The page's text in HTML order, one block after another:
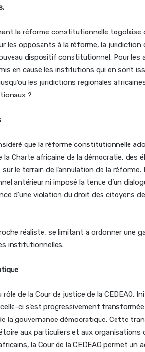
la réforme constitutionnelle togolaise
les opposants à la réforme, la juridiction
dispositif constitutionnel. Pour les
en cause les institutions qui en sont
les juridictions régionales
?
que la réforme constitutionnelle
la Charte africaine de la démocratie, des
le terrain de l’annulation de la réforme.
antérieur ni imposé la tenue d’un
d’une violation du droit des citoyens
réaliste, se limitant à ordonner une
institutionnelles.
de la Cour de justice de la CEDEAO.
ci s’est progressivement
la gouvernance démocratique. Cette
aux particuliers et aux organisations
la Cour de la CEDEAO permet un